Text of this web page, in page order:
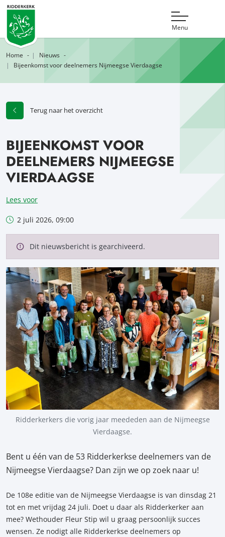
Menu
Home
Nieuws
Bijeenkomst voor deelnemers Nijmeegse Vierdaagse
Terug naar het overzicht
BIJEENKOMST VOOR
DEELNEMERS NIJMEEGSE
VIERDAAGSE
Lees voor
2 juli 2026, 09:00
Dit nieuwsbericht is gearchiveerd.
Ridderkerkers die vorig jaar meededen aan de Nijmeegse
Vierdaagse.
Bent u één van de 53 Ridderkerkse deelnemers van de
Nijmeegse Vierdaagse? Dan zijn we op zoek naar u!
De 108e editie van de Nijmeegse Vierdaagse is van dinsdag 21
tot en met vrijdag 24 juli. Doet u daar als Ridderkerker aan
mee? Wethouder Fleur Stip wil u graag persoonlijk succes
wensen. Ze nodigt alle Ridderkerkse deelnemers op